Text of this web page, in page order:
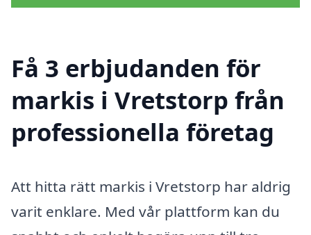
Få 3 erbjudanden för
markis i Vretstorp från
professionella företag
Att hitta rätt markis i Vretstorp har aldrig
varit enklare. Med vår plattform kan du